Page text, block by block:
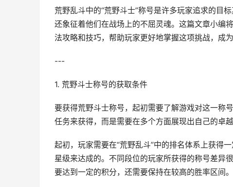
荒野乱斗中的“荒野斗士”称号是许多玩家追求的目
还象征着他们在战场上的不屈灵魂。这篇文章小编
法攻略和技巧，帮助玩家更好地掌握这项挑战，成
---
1. 荒野斗士称号的获取条件
要获得荒野斗士称号，起初需要了解游戏对这一称
任务来获得，而是需要在多个方面展现出自己的卓越
起初，玩家需要在“荒野乱斗”中的排名体系上获得
星级来达成的。不同段位的玩家所获得的称号差异
要达到一定的积分，还需要保持在较高的胜率区间。